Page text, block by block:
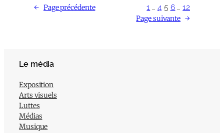
← Page précédente 1 … 4 5 6 … 12
Page suivante →
Le média
Exposition
Arts visuels
Luttes
Médias
Musique